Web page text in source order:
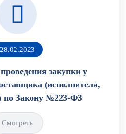
28.02.2023
закупки у
(исполнителя,
по Закону №223-ФЗ
Смотреть